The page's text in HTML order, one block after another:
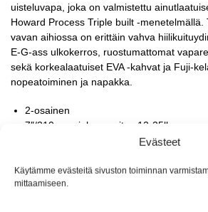
Evästeet
Käytämme evästeitä sivuston toiminnan
mittaamiseen.
uisteluvapa, joka on valmistettu
Howard Process Triple built -
vavan aihiossa on erittäin vahva
E-G-ass ulkokerros, ruostumattomat
sekä korkealaatuiset EVA -kahvat ja Fuji-
nopeatoiminen ja napakka.
2-osainen
7″/210cm, viehesuositus 12-25lb
8″/244cm, viehesuositus 12-30lb
Tuotetunnus (SKU):